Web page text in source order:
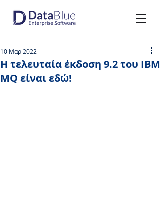
Η τελευταία έκδοση 9.2 του IBM
MQ είναι εδώ!
10 Μαρ 2022